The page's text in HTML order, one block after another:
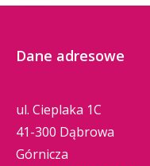
Dane adresowe
ul. Cieplaka 1C
41-300 Dąbrowa
Górnicza